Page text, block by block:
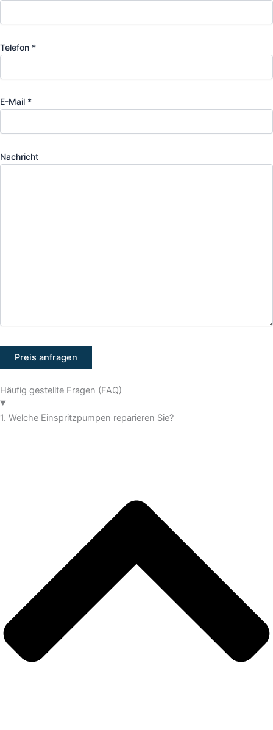
Telefon *
E-Mail *
Nachricht
Häufig gestellte Fragen (FAQ)
1. Welche Einspritzpumpen reparieren Sie?